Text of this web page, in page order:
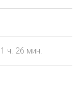
1 ч. 26 мин.